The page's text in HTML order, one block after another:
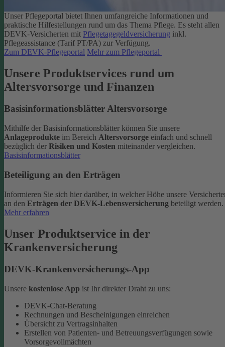
Unser Pflegeportal bietet Ihnen umfangreiche Informationen und
praktische Hilfestellungen rund um das Thema Pflege. Es steht allen
DEVK-Versicherten mit Pflegetagegeldversicherung inkl.
Pflegeassistance (Tarif PT/PA) zur Verfügung.
Zum DEVK-Pflegeportal Mehr zum Pflegeportal
Unsere Produktservices rund um
Altersvorsorge und Finanzen
Basisinformationsblätter Altersvorsorge
Mithilfe der Basisinformationsblätter können Sie unsere
Anlageprodukte im Bereich Altersvorsorge einfach und schnell
bezüglich der Risiken und Kosten miteinander vergleichen.
Basisinformationsblätter
Beteiligung an den Erträgen
Informieren Sie sich hier darüber, in welcher Höhe unsere
an den Erträgen der DEVK-Lebensversicherung beteiligt werden.
Mehr erfahren
Unser Produktservice in der
Krankenversicherung
DEVK-Krankenversicherungs-App
Unsere kostenlose App ist Ihr direkter Draht zu uns:
DEVK-Chat-Beratung
Rechnungen und Bescheinigungen einreichen
Übersicht zu Vertragsinhalten
Erstellen von Patienten- und Betreuungsverfügungen sowie
Vorsorgevollmächten